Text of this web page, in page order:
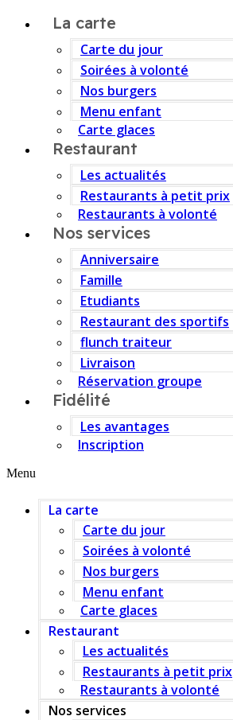
La carte
Carte du jour
Soirées à volonté
Nos burgers
Menu enfant
Carte glaces
Restaurant
Les actualités
Restaurants à petit prix
Restaurants à volonté
Nos services
Anniversaire
Famille
Etudiants
Restaurant des sportifs
flunch traiteur
Livraison
Réservation groupe
Fidélité
Les avantages
Inscription
Menu
La carte
Carte du jour
Soirées à volonté
Nos burgers
Menu enfant
Carte glaces
Restaurant
Les actualités
Restaurants à petit prix
Restaurants à volonté
Nos services